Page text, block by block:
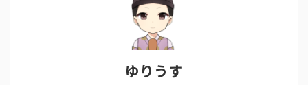
ゆりうす